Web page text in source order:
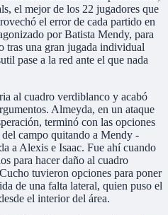
el mejor de los 22 jugadores que
el error de cada partido en
por Batista Mendy, para
tras una gran jugada individual
pase a la red ante el que nada
al cuadro verdiblanco y acabó
Almeyda, en un ataque
terminó con las opciones
campo quitando a Mendy -
a Alexis e Isaac. Fue ahí cuando
para hacer daño al cuadro
tuvieron opciones para poner
de una falta lateral, quien puso el
el interior del área.